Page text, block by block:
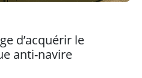
d’acquérir le
anti-navire